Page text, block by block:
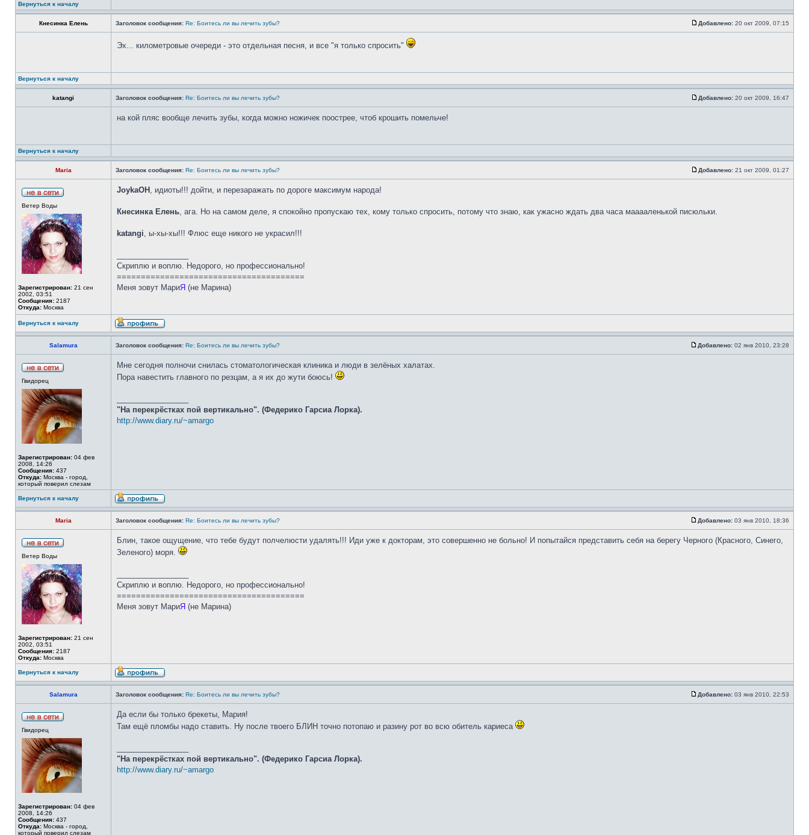
Вернуться к началу
Кнесинка Елень Заголовок сообщения: Re: Боитесь ли вы лечить зубы? Добавлено: 20 окт 2009, 07:15
Эх... километровые очереди - это отдельная песня, и все "я только спросить"
Вернуться к началу
katangi Заголовок сообщения: Re: Боитесь ли вы лечить зубы? Добавлено: 20 окт 2009, 16:47
на кой пляс вообще лечить зубы, когда можно ножичек поострее, чтоб крошить помельче!
Вернуться к началу
Maria Заголовок сообщения: Re: Боитесь ли вы лечить зубы? Добавлено: 21 окт 2009, 01:27
Ветер Воды
Зарегистрирован: 21 сен
2002, 03:51
Сообщения: 2187
Откуда: Москва
JoykaOH , идиоты!!! дойти, и перезаражать по дороге максимум народа!
Кнесинка Елень, ага. Но на самом деле, я спокойно пропускаю тех, кому только спросить, потому что знаю, как ужасно ждать два часа мааааленькой писюльки.
katangi, ы-хы-хы!!! Флюс еще никого не украсил!!!
Скриплю и воплю. Недорого, но профессионально!
=======================================
Меня зовут МариЯ (не Марина)
Вернуться к началу
Salamura Заголовок сообщения: Re: Боитесь ли вы лечить зубы? Добавлено: 02 янв 2010, 23:28
Гвидорец
Зарегистрирован: 04 фев
2008, 14:26
Сообщения: 437
Откуда: Москва - город,
который поверил слезам
Мне сегодня полночи снилась стоматологическая клиника и люди в зелёных халатах.
Пора навестить главного по резцам, а я их до жути боюсь!
"На перекрёстках пой вертикально". (Федерико Гарсиа Лорка).
http://www.diary.ru/~amargo
Вернуться к началу
Maria Заголовок сообщения: Re: Боитесь ли вы лечить зубы? Добавлено: 03 янв 2010, 18:36
Ветер Воды
Зарегистрирован: 21 сен
2002, 03:51
Сообщения: 2187
Откуда: Москва
Блин, такое ощущение, что тебе будут полчелюсти удалять!!! Иди уже к докторам, это совершенно не больно! И попытайся представить себя на берегу Черного (Красного, Синего,
Зеленого) моря.
Скриплю и воплю. Недорого, но профессионально!
=======================================
Меня зовут МариЯ (не Марина)
Вернуться к началу
Salamura Заголовок сообщения: Re: Боитесь ли вы лечить зубы? Добавлено: 03 янв 2010, 22:53
Гвидорец
Зарегистрирован: 04 фев
2008, 14:26
Сообщения: 437
Откуда: Москва - город,
который поверил слезам
Да если бы только брекеты, Мария!
Там ещё пломбы надо ставить. Ну после твоего БЛИН точно потопаю и разину рот во всю обитель кариеса
"На перекрёстках пой вертикально". (Федерико Гарсиа Лорка).
http://www.diary.ru/~amargo